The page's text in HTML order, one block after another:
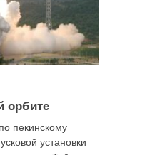
орбите
пекинскому
установки